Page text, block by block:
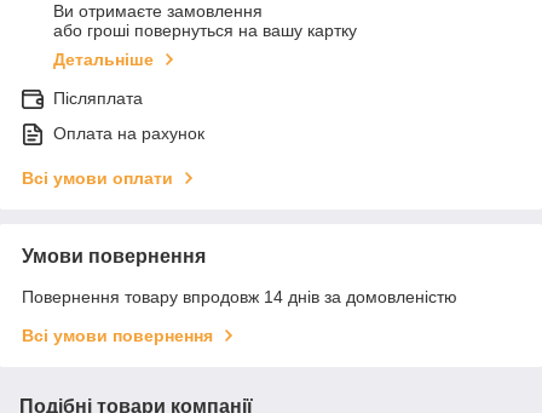
Ви отримаєте замовлення
або гроші повернуться на вашу картку
Детальніше
Післяплата
Оплата на рахунок
Всі умови оплати
Умови повернення
Повернення товару впродовж 14 днів за домовленістю
Всі умови повернення
Подібні товари компанії